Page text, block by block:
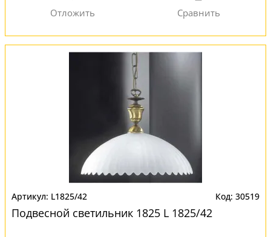
L1825/42 30519
Подвесной светильник 1825 L 1825/42